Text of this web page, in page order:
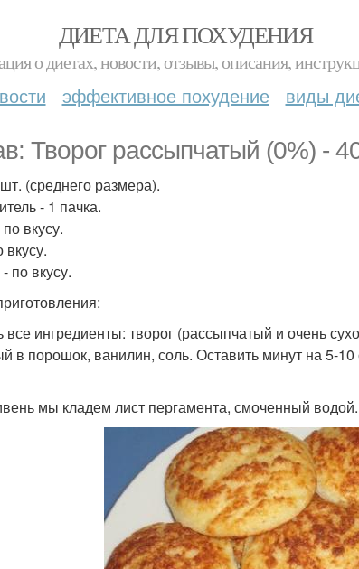
ДИЕТА ДЛЯ ПОХУДЕНИЯ
о диетах, новости, отзывы, описания,
эффективное похудение виды
Творог рассыпчатый (0%) -
(среднего размера).
- 1 пачка.
вкусу.
по вкусу.
ингредиенты: творог (рассыпчатый и очень
в порошок, ванилин, соль. Оставить минут на 5-
мы кладем лист пергамента, смоченный водой.